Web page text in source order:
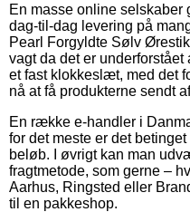
En masse online selskaber
dag-til-dag levering på
Pearl Forgyldte Sølv
vagt da det er
et fast klokkeslæt, med det
nå at få produkterne sendt
En række e-handler i
for det meste er det
beløb. I øvrigt kan man
fragtmetode, som gerne –
Aarhus, Ringsted eller
til en pakkeshop.